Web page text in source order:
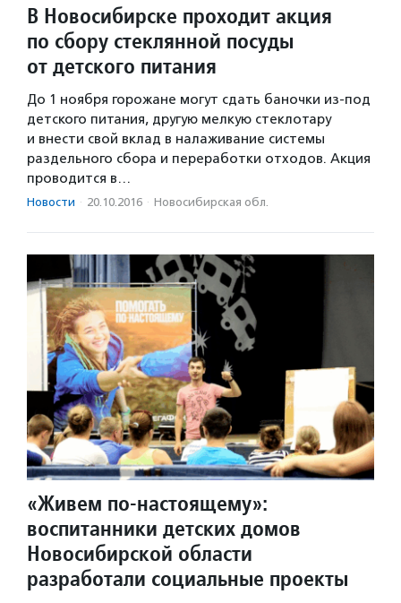
В Новосибирске проходит акция
по сбору стеклянной посуды
от детского питания
До 1 ноября горожане могут сдать баночки из-под
детского питания, другую мелкую стеклотару
и внести свой вклад в налаживание системы
раздельного сбора и переработки отходов. Акция
проводится в…
Новости · 20.10.2016 · Новосибирская обл.
«Живем по-настоящему»:
воспитанники детских домов
Новосибирской области
разработали социальные проекты